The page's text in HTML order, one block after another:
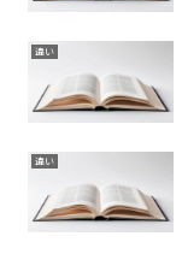
違い
違い